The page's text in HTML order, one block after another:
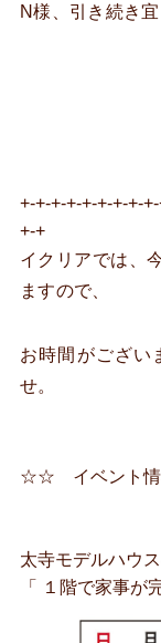
N様、引き続き
+-+-+-+-+-+-+-+-
+-+
イクリアでは、
ますので、
お時間がござい
せ。
☆☆ イベント
太寺モデルハウ
「 １階で家事が